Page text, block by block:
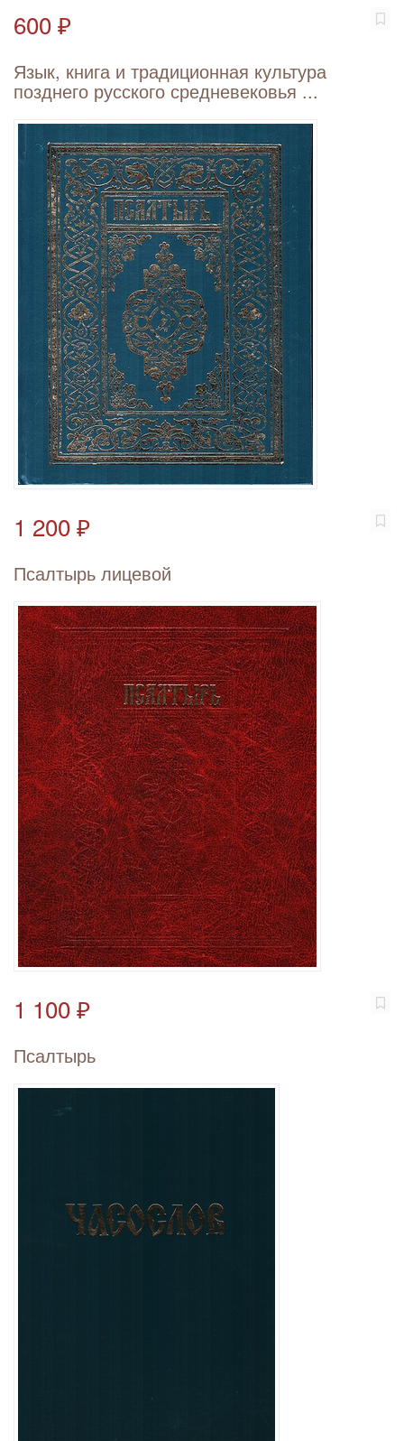
600 ₽
Язык, книга и традиционная культура
позднего русского средневековья ...
1 200 ₽
Псалтырь лицевой
1 100 ₽
Псалтырь